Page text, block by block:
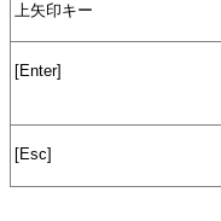
上矢印キー
[Enter]
[Esc]